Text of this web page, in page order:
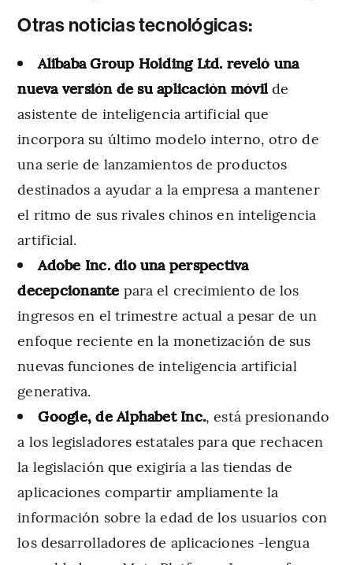
Otras noticias tecnológicas:
Alibaba Group Holding Ltd. reveló una
nueva versión de su aplicación móvilde
asistente de inteligencia artificial que
incorpora su último modelo interno, otro de
una serie de lanzamientos de productos
destinados a ayudar a la empresa a mantener
el ritmo de sus rivales chinos en inteligencia
artificial.
Adobe Inc. dio una perspectiva
decepcionante para el crecimiento de los
ingresos en el trimestre actual a pesar de un
enfoque reciente en la monetización de sus
nuevas funciones de inteligencia artificial
generativa.
Google, de Alphabet Inc., está presionando
a los legisladores estatales para que rechacen
la legislación que exigiría a las tiendas de
aplicaciones compartir ampliamente la
información sobre la edad de los usuarios con
los desarrolladores de aplicaciones -lengua